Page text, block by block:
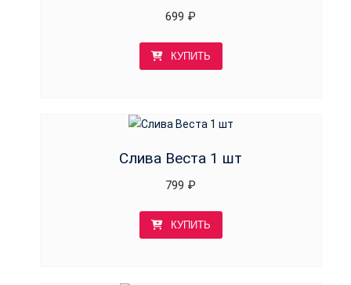
699 ₽
КУПИТЬ
Слива Веста 1 шт
799 ₽
КУПИТЬ